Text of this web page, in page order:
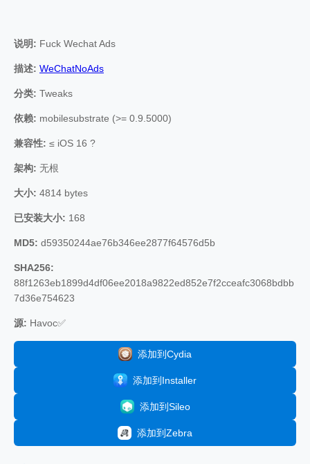
说明: Fuck Wechat Ads
描述: WeChatNoAds
分类: Tweaks
依赖: mobilesubstrate (>= 0.9.5000)
兼容性: ≤ iOS 16 ?
架构: 无根
大小: 4814 bytes
已安装大小: 168
MD5: d59350244ae76b346ee2877f64576d5b
SHA256:
88f1263eb1899d4df06ee2018a9822ed852e7f2cceafc3068bdbb
7d36e754623
源: Havoc✅
添加到Cydia
添加到Installer
添加到Sileo
添加到Zebra